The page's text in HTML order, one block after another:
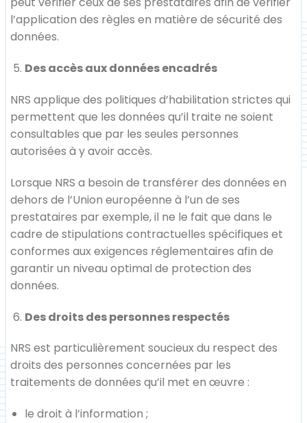
l’application des règles en matière de sécurité des
données.
Des accès aux données encadrés
NRS applique des politiques d’habilitation strictes qui
permettent que les données qu’il traite ne soient
consultables que par les seules personnes
autorisées à y avoir accès.
Lorsque NRS a besoin de transférer des données en
dehors de l’Union européenne à l’un de ses
prestataires par exemple, il ne le fait que dans le
cadre de stipulations contractuelles spécifiques et
conformes aux exigences réglementaires afin de
garantir un niveau optimal de protection des
données.
Des droits des personnes respectés
NRS est particulièrement soucieux du respect des
droits des personnes concernées par les
traitements de données qu’il met en œuvre :
le droit à l’information ;